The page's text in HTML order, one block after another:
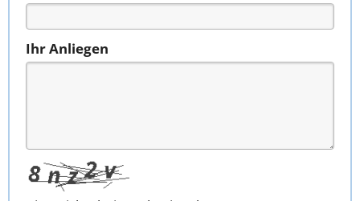
Ihr Anliegen